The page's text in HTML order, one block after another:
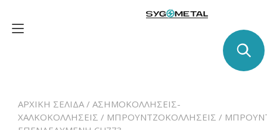
contentToggle
ΑΡΧΙΚΉ ΣΕΛΊΔΑ/ ΑΣΗΜΟΚΟΛΛΗΣΕΙΣ-
ΧΑΛΚΟΚΟΛΛΗΣΕΙΣ / ΜΠΡΟΥΝΤΖΟΚΟΛΛΉΣΕΙΣ /